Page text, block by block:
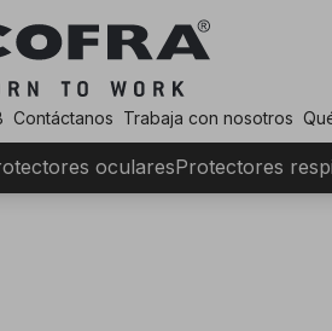
Contáctanos Trabaja con nosotros
ocularesProtectores